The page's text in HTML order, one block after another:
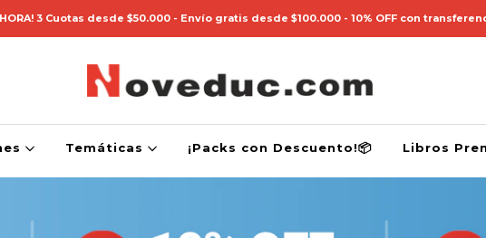
3 Cuotas desde $50.000 - Envío gratis desde $100.000 - 10% OFF con
Temáticas ¡Packs con Descuento!📦 Libros